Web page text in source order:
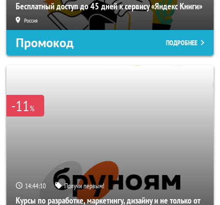
Бесплатный доступ до 45 дней к сервису «Яндекс Книги»
Россия
Промокод ПОДРОБНЕЕ
-11%
14:44:08 Получи первым!
Курсы по разработке, маркетингу, дизайну и не только от